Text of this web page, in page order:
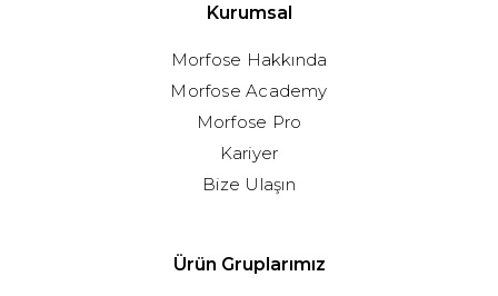
Kurumsal
Morfose Hakkında
Morfose Academy
Morfose Pro
Kariyer
Bize Ulaşın
Ürün Gruplarımız